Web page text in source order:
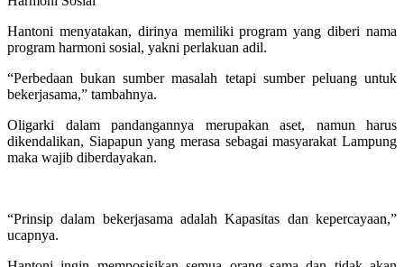
Hantoni menyatakan, dirinya memiliki program yang diberi nama
program harmoni sosial, yakni perlakuan adil.
“Perbedaan bukan sumber masalah tetapi sumber peluang untuk
bekerjasama,” tambahnya.
Oligarki dalam pandangannya merupakan aset, namun harus
dikendalikan, Siapapun yang merasa sebagai masyarakat Lampung
maka wajib diberdayakan.
“Prinsip dalam bekerjasama adalah Kapasitas dan kepercayaan,”
ucapnya.